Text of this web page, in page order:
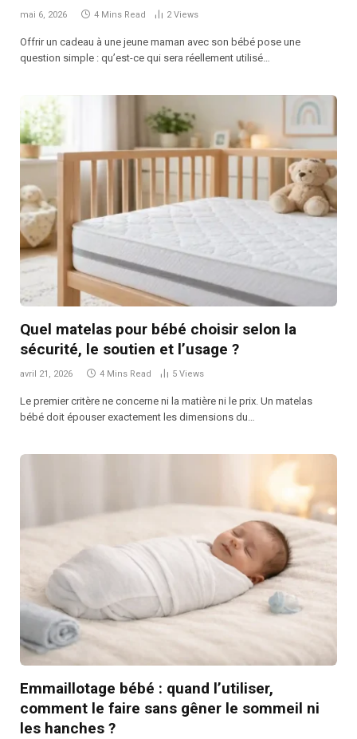
mai 6, 2026 4 Mins Read 2Views
Offrir un cadeau à une jeune maman avec son bébé pose une
question simple : qu’est-ce qui sera réellement utilisé…
Quel matelas pour bébé choisir selon la
sécurité, le soutien et l’usage ?
avril 21, 2026 4 Mins Read 5 Views
Le premier critère ne concerne ni la matière ni le prix. Un matelas
bébé doit épouser exactement les dimensions du…
Emmaillotage bébé : quand l’utiliser,
comment le faire sans gêner le sommeil ni
les hanches ?